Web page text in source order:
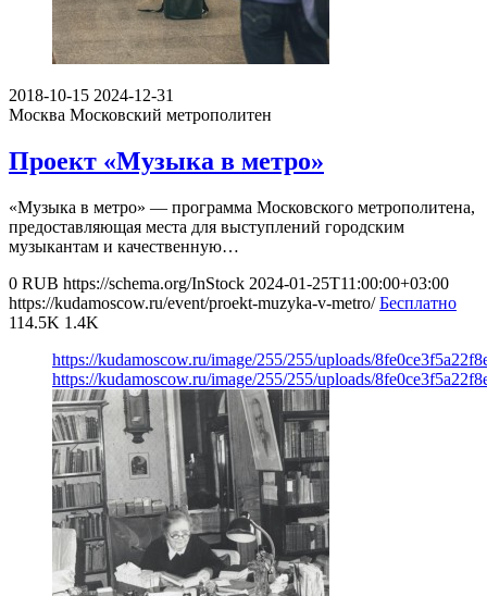
2018-10-15 2024-12-31
Москва Московский метрополитен
Проект «Музыка в метро»
«Музыка в метро» — программа Московского метрополитена,
предоставляющая места для выступлений городским
музыкантам и качественную…
0 RUB https://schema.org/InStock 2024-01-25T11:00:00+03:00
https://kudamoscow.ru/event/proekt-muzyka-v-metro/ Бесплатно
114.5K 1.4K
https://kudamoscow.ru/image/255/255/uploads/
https://kudamoscow.ru/image/255/255/uploads/